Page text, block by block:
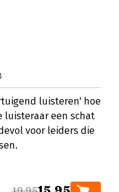
luisteren' hoe
luisteraar een schat
voor leiders die